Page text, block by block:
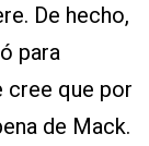
De hecho,
para
cree que por
de Mack.